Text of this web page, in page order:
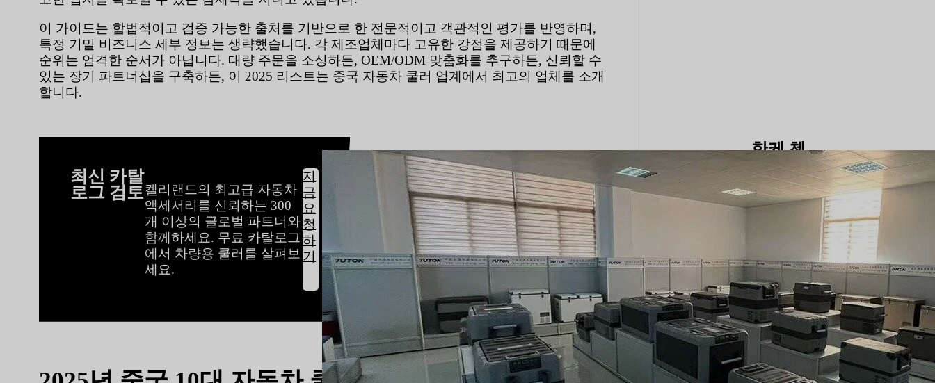
이 가이드는 합법적이고 검증 가능한 출처를 기반으로 한 전문적이고 객관적인 평가를 반영하며,
특정 기밀 비즈니스 세부 정보는 생략했습니다. 각 제조업체마다 고유한 강점을 제공하기 때문에
순위는 엄격한 순서가 아닙니다. 대량 주문을 소싱하든, OEM/ODM 맞춤화를 추구하든, 신뢰할 수
있는 장기 파트너십을 구축하든, 이 2025 리스트는 중국 자동차 쿨러 업계에서 최고의 업체를 소개
합니다.
최신 카탈
로그 검토켈리랜드의 최고급 자동차
액세서리를 신뢰하는 300
개 이상의 글로벌 파트너와
함께하세요. 무료 카탈로그
에서 차량용 쿨러를 살펴보
세요.
지
금
요
청
하
기
한케 첸
안녕하세요, 켈리랜드 영업팀장 한케 첸입니
다. 10년 이상의 영업 엔지니어 경력을 바탕
으로 자동차 액세서리 설계, 생산 및 판매에
대한 심도 있는 전문 지식을 보유하고 있습니
팔로우하기
관련 게시물
2025년 최고의 전기차 쿨러 5선 (테스